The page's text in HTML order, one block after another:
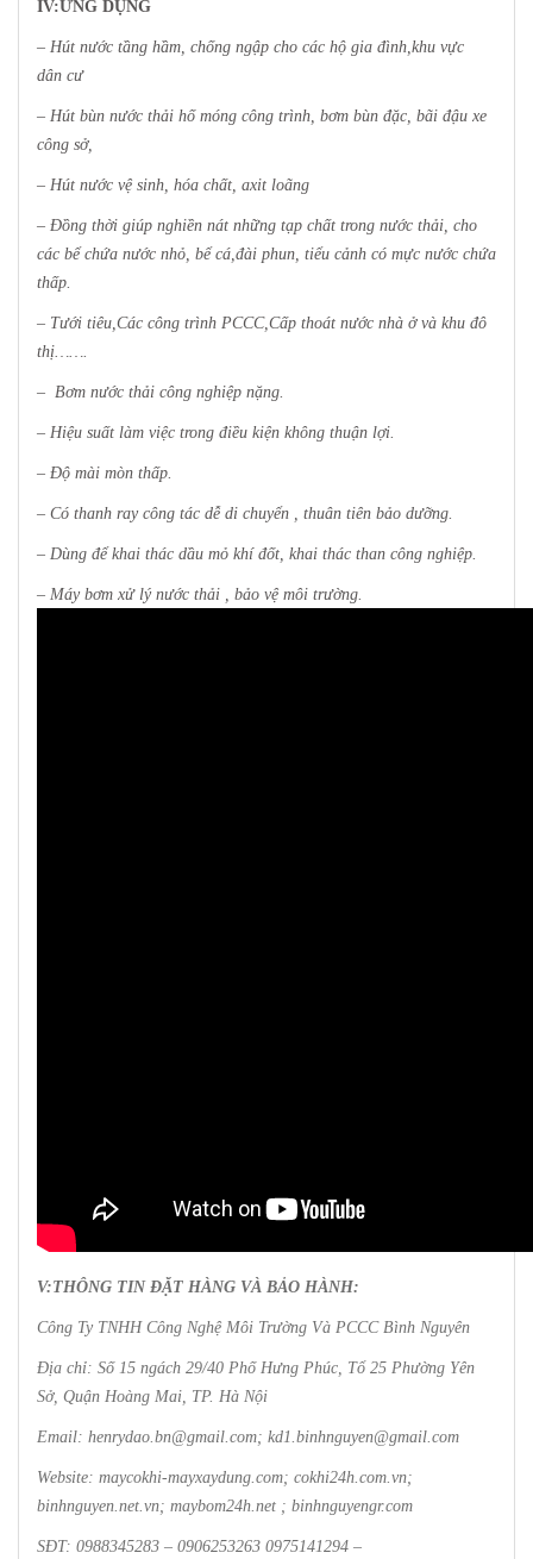
IV:ỨNG DỤNG
– Hút nước tầng hầm, chống ngập cho các hộ gia đình,khu vực
dân cư
– Hút bùn nước thải hố móng công trình, bơm bùn đặc, bãi đậu xe
công sở,
– Hút nước vệ sinh, hóa chất, axit loãng
– Đồng thời giúp nghiền nát những tạp chất trong nước thải, cho
các bể chứa nước nhỏ, bể cá,đài phun, tiểu cảnh có mực nước chứa
thấp.
– Tưới tiêu,Các công trình PCCC,Cấp thoát nước nhà ở và khu đô
thị…….
– Bơm nước thải công nghiệp nặng.
– Hiệu suất làm việc trong điều kiện không thuận lợi.
– Độ mài mòn thấp.
– Có thanh ray công tác dễ di chuyển , thuân tiên bảo dưỡng.
– Dùng để khai thác dầu mỏ khí đốt, khai thác than công nghiệp.
– Máy bơm xử lý nước thải , bảo vệ môi trường.
V:THÔNG TIN ĐẶT HÀNG VÀ BẢO HÀNH:
Công Ty TNHH Công Nghệ Môi Trường Và PCCC Bình Nguyên
Địa chỉ: Số 15 ngách 29/40 Phố Hưng Phúc, Tổ 25 Phường Yên
Sở, Quận Hoàng Mai, TP. Hà Nội
Email: henrydao.bn@gmail.com; kd1.binhnguyen@gmail.com
Website: maycokhi-mayxaydung.com; cokhi24h.com.vn;
binhnguyen.net.vn; maybom24h.net ; binhnguyengr.com
SĐT: 0988345283 – 0906253263 0975141294 –